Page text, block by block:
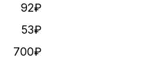
92₽
53₽
700₽